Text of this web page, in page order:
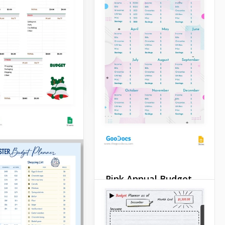
realtà senza
troppo con il
di budget per
budget di
è solo cantare
di Sinatra e
intorno all'albero.
un altro paese, o ne stai
pianificando una per i tuoi
clienti? Il nostro modello
gratuito di budget per le
vacanze Simple Beige fa
entrambe le cose.
Google Slides
Pink Annual Budget
Planner
Il nostro modello di piano